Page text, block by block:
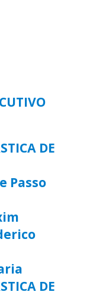
DE
Passo
DE